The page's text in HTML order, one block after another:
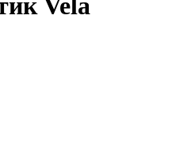
Vela